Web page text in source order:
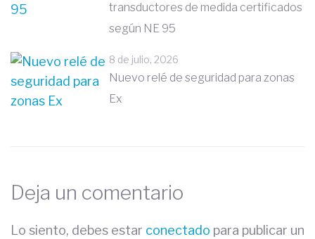
transductores de medida certificados
según NE 95
8 de julio, 2026
Nuevo relé de seguridad para zonas
Ex
Deja un comentario
Lo siento, debes estar conectado para publicar un